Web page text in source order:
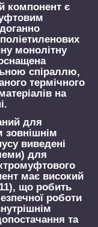
компонент є
монолітну
спіраллю,
термічного
на
для
зовнішнім
виведені
для
має високий
що робить
роботи
та